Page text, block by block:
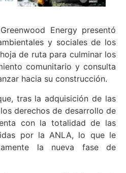
Energy presentó
y sociales de los
de ruta para culminar los
comunitario y consulta
hacia su construcción.
tras la adquisición de las
derechos de desarrollo de
con la totalidad de las
por la ANLA, lo que le
la nueva fase de